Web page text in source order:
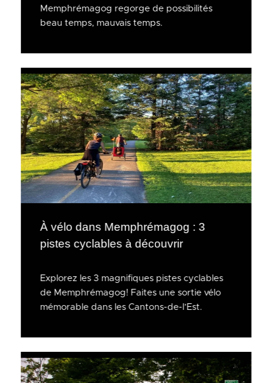
Memphrémagog regorge de possibilités
beau temps, mauvais temps.
À vélo dans Memphrémagog : 3
pistes cyclables à découvrir
Explorez les 3 magnifiques pistes cyclables
de Memphrémagog! Faites une sortie vélo
mémorable dans les Cantons-de-l’Est.